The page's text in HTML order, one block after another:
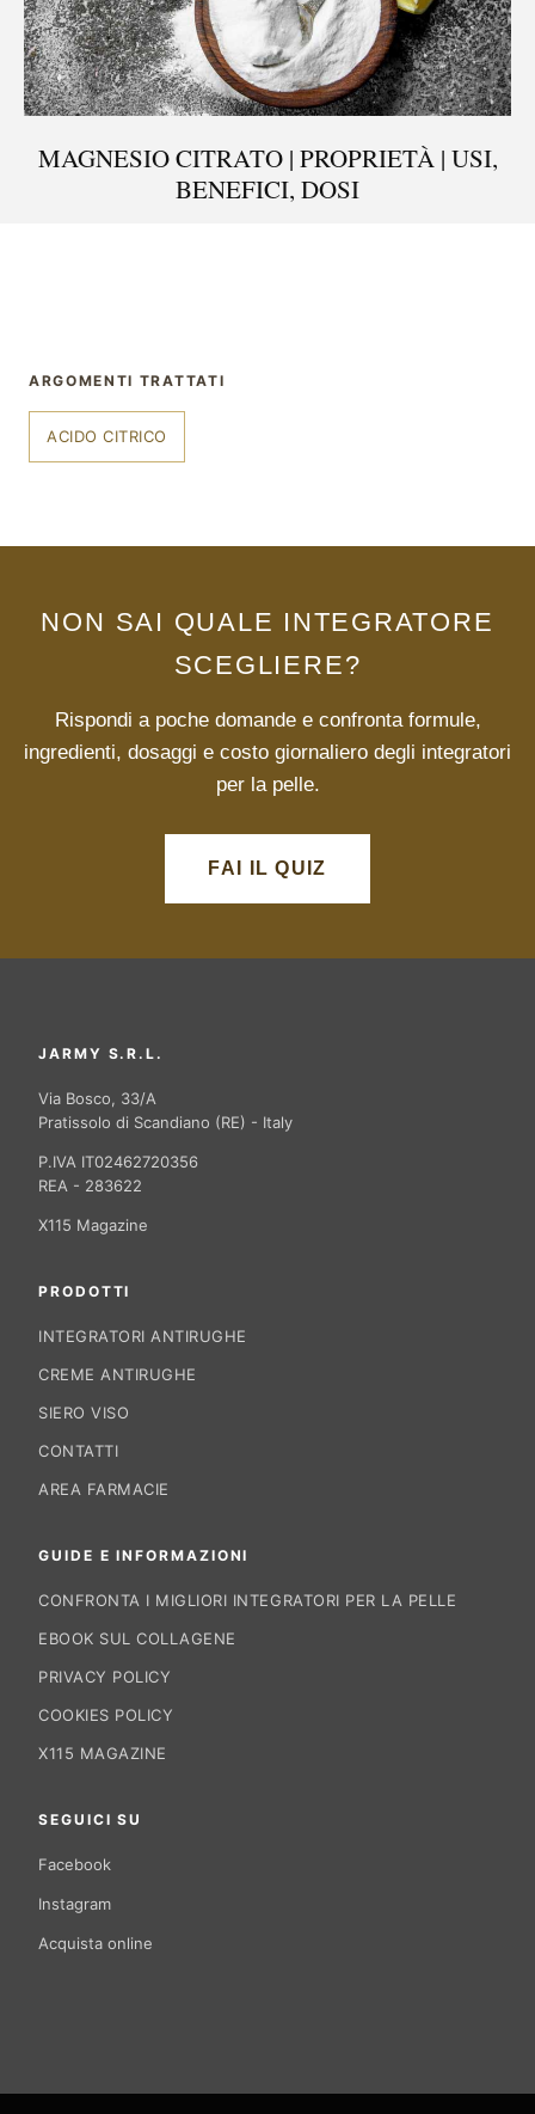
MAGNESIO CITRATO | PROPRIETÀ | USI,
BENEFICI, DOSI
ARGOMENTI TRATTATI
ACIDO CITRICO
NON SAI QUALE INTEGRATORE
SCEGLIERE?
Rispondi a poche domande e confronta formule,
ingredienti, dosaggi e costo giornaliero degli integratori
per la pelle.
FAI IL QUIZ
JARMY S.R.L.
Via Bosco, 33/A
Pratissolo di Scandiano (RE) - Italy
P.IVA IT02462720356
REA - 283622
X115 Magazine
PRODOTTI
INTEGRATORI ANTIRUGHE
CREME ANTIRUGHE
SIERO VISO
CONTATTI
AREA FARMACIE
GUIDE E INFORMAZIONI
CONFRONTA I MIGLIORI INTEGRATORI PER LA PELLE
EBOOK SUL COLLAGENE
PRIVACY POLICY
COOKIES POLICY
X115 MAGAZINE
SEGUICI SU
Facebook
Instagram
Acquista online